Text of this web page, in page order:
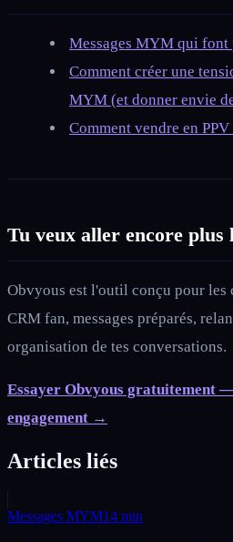
Messages MYM qui font
Comment créer une
MYM (et donner envie
Comment vendre en
Tu veux aller encore plus
Obvyous est l'outil conçu pour les
CRM fan, messages préparés,
organisation de tes conversations.
Essayer Obvyous gratuitement
engagement →
Articles liés
Messages MYM14 min